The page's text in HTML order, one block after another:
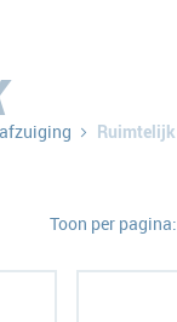
Ruimtelijk
Toon per pagina: